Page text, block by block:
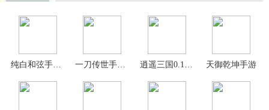
纯白和弦手游最新版 天御乾坤手游